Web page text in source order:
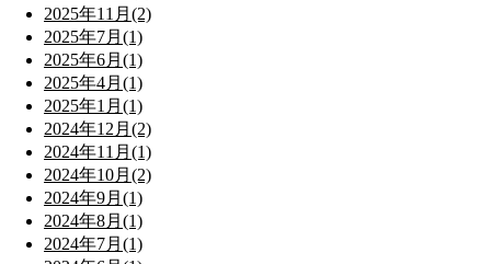
2025年11月(2)
2025年7月(1)
2025年6月(1)
2025年4月(1)
2025年1月(1)
2024年12月(2)
2024年11月(1)
2024年10月(2)
2024年9月(1)
2024年8月(1)
2024年7月(1)